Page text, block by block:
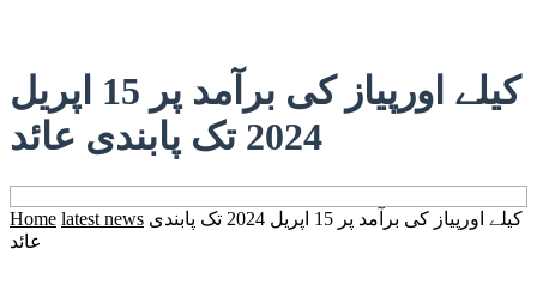
کیلے اورپیاز کی برآمد پر 15 اپریل
2024 تک پابندی عائد
Home latest news کیلے اورپیاز کی برآمد پر 15 اپریل 2024 تک پابندی
عائد